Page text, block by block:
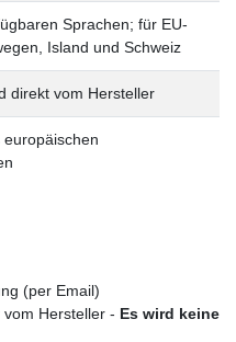
Sprachen; für EU-
Island und Schweiz
direkt vom Hersteller
(per Email)
Hersteller - Es wird keine